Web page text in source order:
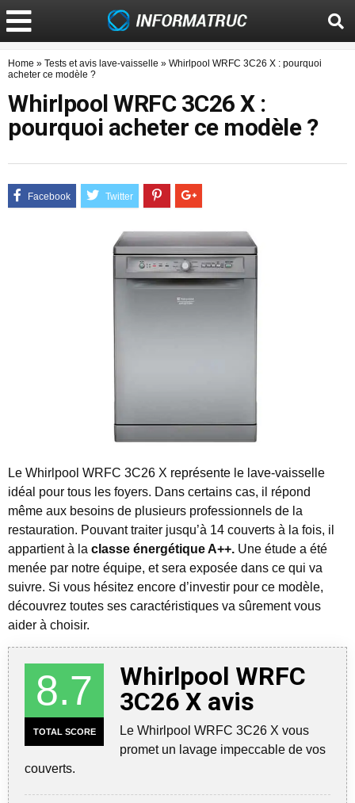
Home » Tests et avis lave-vaisselle » Whirlpool WRFC 3C26 X : pourquoi
acheter ce modèle ?
Whirlpool WRFC 3C26 X :
pourquoi acheter ce modèle ?
Le Whirlpool WRFC 3C26 X représente le lave-vaisselle
idéal pour tous les foyers. Dans certains cas, il répond
même aux besoins de plusieurs professionnels de la
restauration. Pouvant traiter jusqu’à 14 couverts à la fois, il
appartient à la classe énergétique A++. Une étude a été
menée par notre équipe, et sera exposée dans ce qui va
suivre. Si vous hésitez encore d’investir pour ce modèle,
découvrez toutes ses caractéristiques va sûrement vous
aider à choisir.
8.7
TOTAL SCORE
Whirlpool WRFC
3C26 X avis
Le Whirlpool WRFC 3C26 X vous
promet un lavage impeccable de vos
couverts.